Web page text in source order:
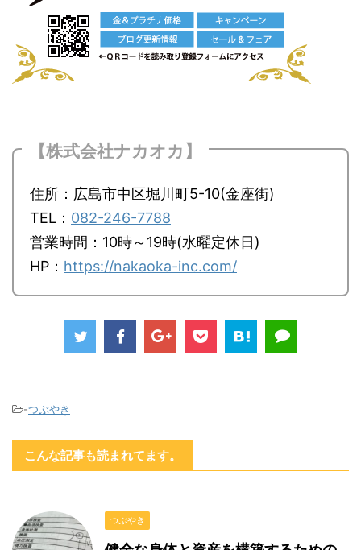
【株式会社ナカオカ】
住所：広島市中区堀川町5-10(金座街)
TEL： 082-246-7788
営業時間：10時～19時(水曜定休日)
HP： https://nakaoka-inc.com/
-つぶやき
こんな記事も読まれてます。
つぶやき